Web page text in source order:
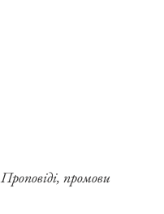
Проповіді, промови